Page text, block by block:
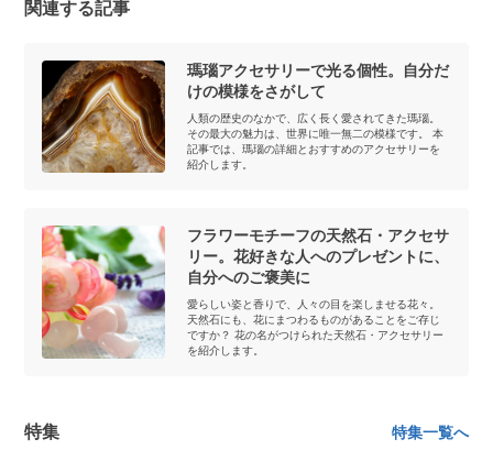
関連する記事
瑪瑙アクセサリーで光る個性。自分だ
けの模様をさがして
人類の歴史のなかで、広く長く愛されてきた瑪瑙。
その最大の魅力は、世界に唯一無二の模様です。 本
記事では、瑪瑙の詳細とおすすめのアクセサリーを
紹介します。
フラワーモチーフの天然石・アクセサ
リー。花好きな人へのプレゼントに、
自分へのご褒美に
愛らしい姿と香りで、人々の目を楽しませる花々。
天然石にも、花にまつわるものがあることをご存じ
ですか？ 花の名がつけられた天然石・アクセサリー
を紹介します。
特集 特集一覧へ